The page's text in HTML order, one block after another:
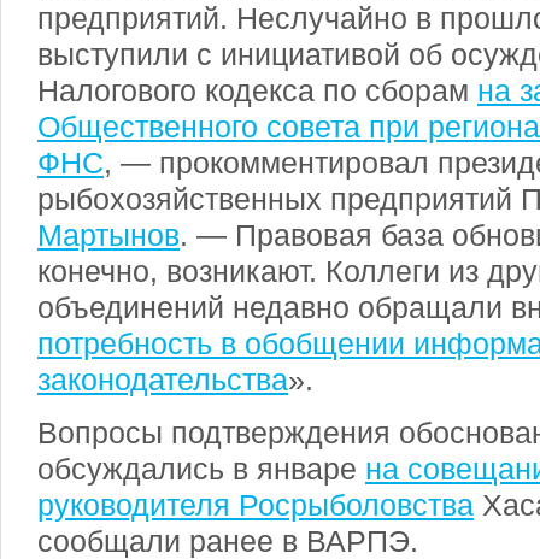
предприятий. Неслучайно в
выступили с инициативой об
Налогового кодекса по сборам на
Общественного совета при
ФНС, — прокомментировал
рыбохозяйственных предприятий
Мартынов. — Правовая база
конечно, возникают. Коллеги из
объединений недавно обращали
потребность в обобщении
законодательства».
Вопросы подтверждения
обсуждались в январе на
руководителя Росрыболовства
сообщали ранее в ВАРПЭ.